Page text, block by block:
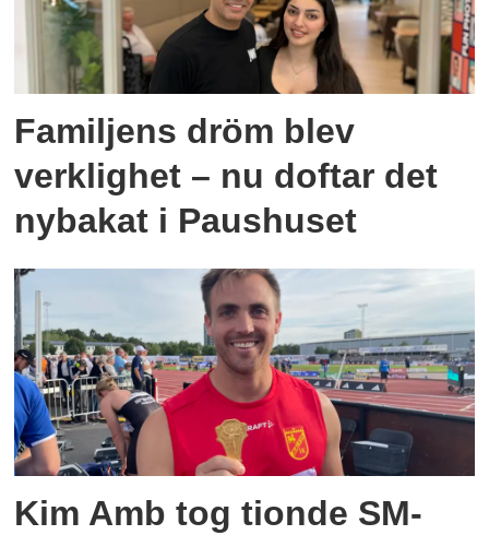
Familjens dröm blev
verklighet – nu doftar det
nybakat i Paushuset
Kim Amb tog tionde SM-